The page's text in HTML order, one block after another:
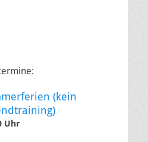
(kein
Uhr